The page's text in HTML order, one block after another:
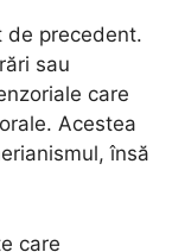
de precedent.
sau
care
Acestea
însă
care